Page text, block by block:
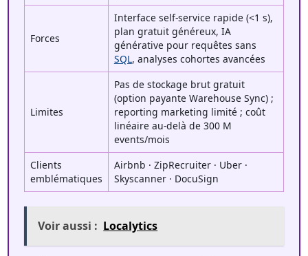
Forces
Interface self-service rapide (<1 s),
plan gratuit généreux, IA
générative pour requêtes sans
SQL, analyses cohortes avancées
Limites
Pas de stockage brut gratuit
(option payante Warehouse Sync) ;
reporting marketing limité ; coût
linéaire au-delà de 300 M
events/mois
Clients
emblématiques
Airbnb · ZipRecruiter · Uber ·
Skyscanner · DocuSign
Voir aussi : Localytics